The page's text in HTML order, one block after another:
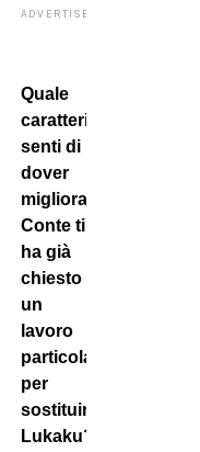
ADVERTISEMENT
Quale
caratteristica
senti di
dover
migliorare?
Conte ti
ha già
chiesto
un
lavoro
particolare
per
sostituire
Lukaku?